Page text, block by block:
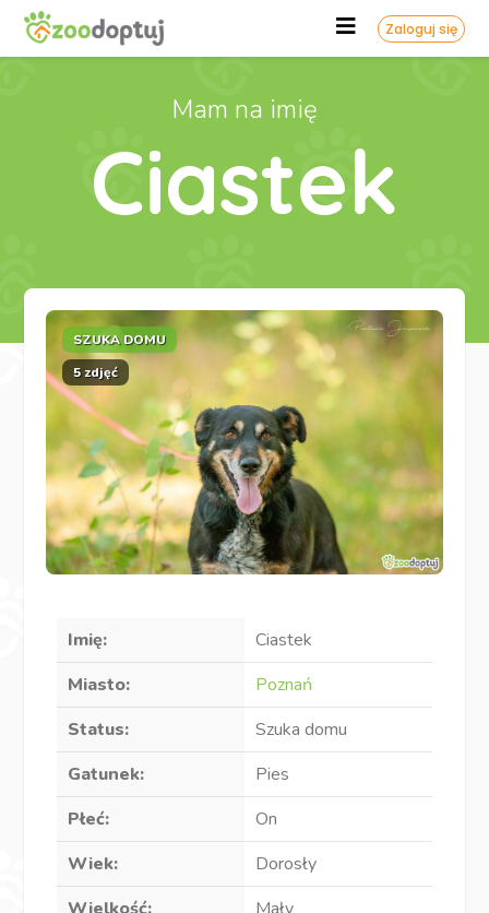
Zaloguj się
Mam na imię
Ciastek
SZUKA DOMU
5 zdjęć
Imię:
Ciastek
Miasto:
Poznań
Status:
Szuka domu
Gatunek:
Pies
Płeć:
On
Wiek:
Dorosły